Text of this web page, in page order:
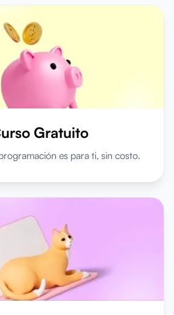
Gratuito
es para ti, sin costo.